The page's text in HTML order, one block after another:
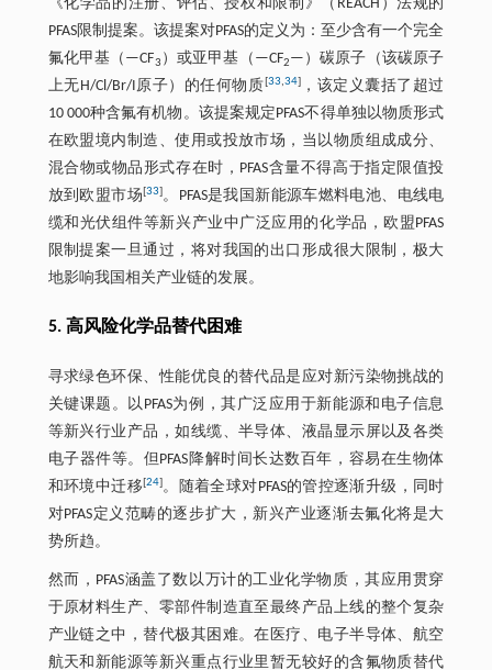
《化学品的注册、评估、授权和限制》（REACH）法规的
PFAS限制提案。该提案对PFAS的定义为：至少含有一个完全
氟化甲基（—CF3 ）或亚甲基（—CF2—）碳原子（该碳原子
上无H/Cl/Br/I原子）的任何物质[33,34]，该定义囊括了超过
10 000种含氟有机物。该提案规定PFAS不得单独以物质形式
在欧盟境内制造、使用或投放市场，当以物质组成成分、
混合物或物品形式存在时，PFAS含量不得高于指定限值投
放到欧盟市场[33]。PFAS是我国新能源车燃料电池、电线电
缆和光伏组件等新兴产业中广泛应用的化学品，欧盟PFAS
限制提案一旦通过，将对我国的出口形成很大限制，极大
地影响我国相关产业链的发展。
5. 高风险化学品替代困难
寻求绿色环保、性能优良的替代品是应对新污染物挑战的
关键课题。以PFAS为例，其广泛应用于新能源和电子信息
等新兴行业产品，如线缆、半导体、液晶显示屏以及各类
电子器件等。但PFAS降解时间长达数百年，容易在生物体
和环境中迁移[24]。随着全球对PFAS的管控逐渐升级，同时
对PFAS定义范畴的逐步扩大，新兴产业逐渐去氟化将是大
势所趋。
然而，PFAS涵盖了数以万计的工业化学物质，其应用贯穿
于原材料生产、零部件制造直至最终产品上线的整个复杂
产业链之中，替代极其困难。在医疗、电子半导体、航空
航天和新能源等新兴重点行业里暂无较好的含氟物质替代